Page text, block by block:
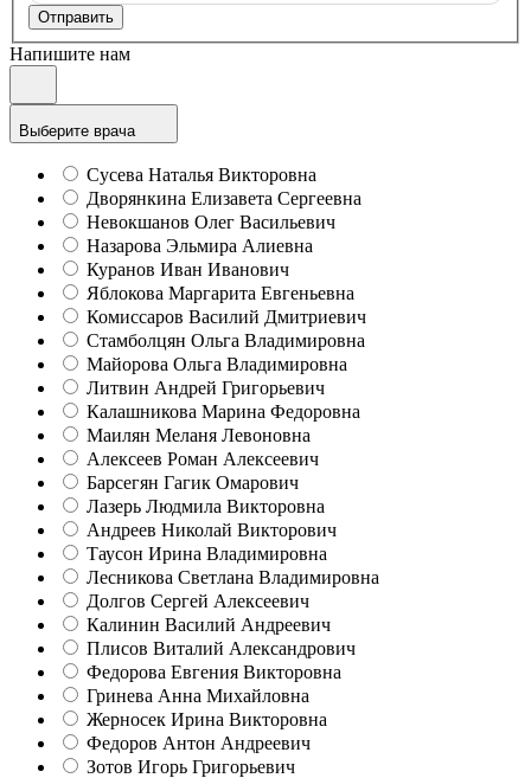
Отправить
Напишите нам
Выберите врача
Сусева Наталья Викторовна
Дворянкина Елизавета Сергеевна
Невокшанов Олег Васильевич
Назарова Эльмира Алиевна
Куранов Иван Иванович
Яблокова Маргарита Евгеньевна
Комиссаров Василий Дмитриевич
Стамболцян Ольга Владимировна
Майорова Ольга Владимировна
Литвин Андрей Григорьевич
Калашникова Марина Федоровна
Маилян Меланя Левоновна
Алексеев Роман Алексеевич
Барсегян Гагик Омарович
Лазерь Людмила Викторовна
Андреев Николай Викторович
Таусон Ирина Владимировна
Лесникова Светлана Владимировна
Долгов Сергей Алексеевич
Калинин Василий Андреевич
Плисов Виталий Александрович
Федорова Евгения Викторовна
Гринева Анна Михайловна
Жерносек Ирина Викторовна
Федоров Антон Андреевич
Зотов Игорь Григорьевич